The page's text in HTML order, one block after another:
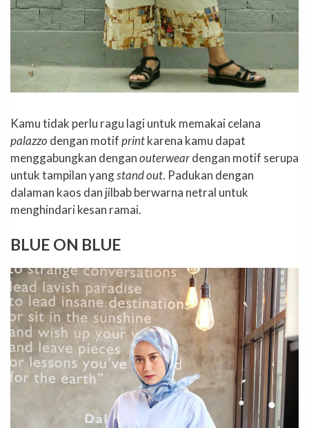
Kamu tidak perlu ragu lagi untuk memakai celana
palazzo dengan motifprintkarena kamu dapat
menggabungkan denganouterweardengan motif serupa
untuk tampilan yangstand out. Padukan dengan
dalaman kaos dan jilbab berwarna netral untuk
menghindari kesan ramai.
BLUE ON BLUE